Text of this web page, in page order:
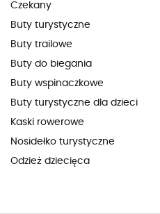
Czekany
Buty turystyczne
Buty trailowe
Buty do biegania
Buty wspinaczkowe
Buty turystyczne dla dzieci
Kaski rowerowe
Nosidełko turystyczne
Odzież dziecięca